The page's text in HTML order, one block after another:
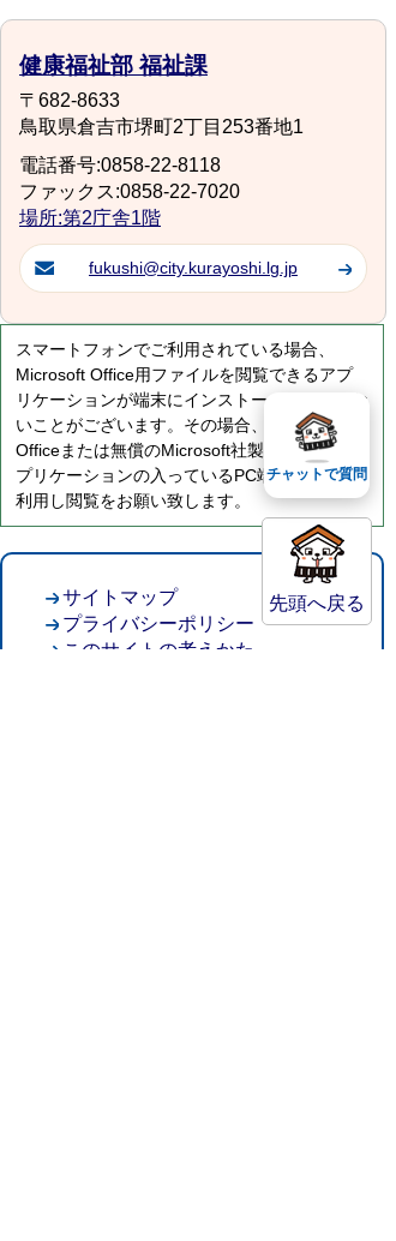
健康福祉部 福祉課
〒682-8633
鳥取県倉吉市堺町2丁目253番地1
電話番号:0858-22-8118
ファックス:0858-22-7020
場所:第2庁舎1階
fukushi@city.kurayoshi.lg.jp
スマートフォンでご利用されている場合、
Microsoft Office用ファイルを閲覧できるアプ
リケーションが端末にインストールされていな
いことがございます。その場合、Microsoft
Officeまたは無償のMicrosoft社製ビューアーア
プリケーションの入っているPC端末などをご
利用し閲覧をお願い致します。
先頭へ戻る
サイトマップ
プライバシーポリシー
このサイトの考えかた
チャットで質問